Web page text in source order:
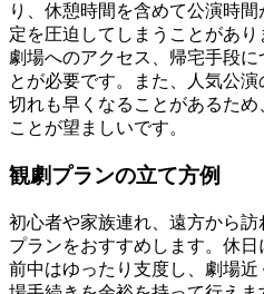
り、休憩時間を含めて公演時
定を圧迫してしまうことがあ
劇場へのアクセス、帰宅手段
とが必要です。また、人気公
切れも早くなることがあるた
ことが望ましいです。
観劇プランの立て方例
初心者や家族連れ、遠方から
プランをおすすめします。休
前中はゆったり支度し、劇場